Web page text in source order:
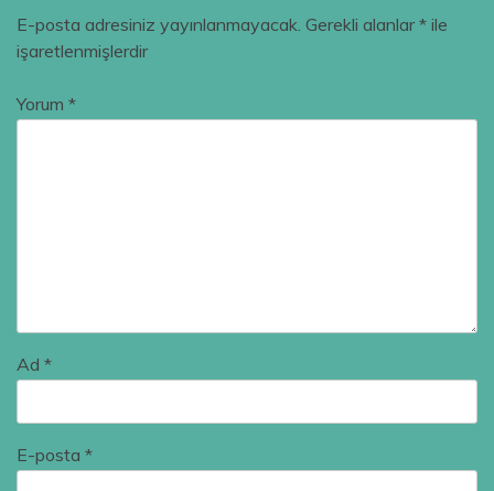
E-posta adresiniz yayınlanmayacak. Gerekli alanlar* ile
işaretlenmişlerdir
Yorum *
Ad *
E-posta *